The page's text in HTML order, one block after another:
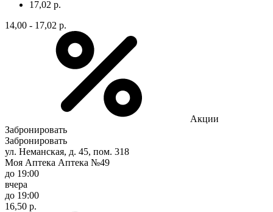
17,02 р.
14,00 - 17,02 р.
Акции
Забронировать
Забронировать
ул. Неманская, д. 45, пом. 318
Моя Аптека Аптека №49
до 19:00
вчера
до 19:00
16,50 р.